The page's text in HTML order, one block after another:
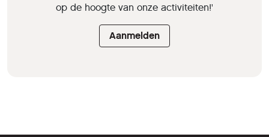
op de hoogte van onze activiteiten!'
Aanmelden